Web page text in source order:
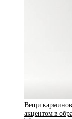
Вещи
акцентом в